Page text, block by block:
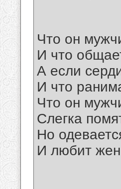
Что он
И что
А если
И что
Что он
Слегка
Но
И любит